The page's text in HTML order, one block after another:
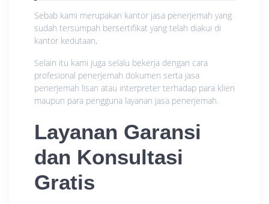
Sebab kami merupakan kantor jasa penerjemah yang
sudah tersumpah bersertifikat yang telah diakui di
kantor kedutaan,
Selain itu kami juga selalu bekerja dengan cara
profesional penerjemah dokumen serta jasa
penerjemah lisan atau interpreter terhadap para klien
maupun para pengguna layanan jasa penerjemah.
Layanan Garansi
dan Konsultasi
Gratis